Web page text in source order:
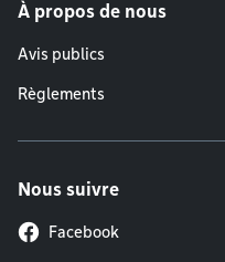
À propos de nous
Avis publics
Règlements
Nous suivre
Facebook